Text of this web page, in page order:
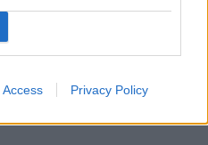
Access Privacy Policy
σε μία σχέση στην
ένα σύζυγο που ήταν